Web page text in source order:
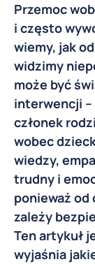
Przemoc
i często
wiemy, jak
widzimy
może być
interwencji –
członek
wobec
wiedzy,
trudny i
ponieważ
zależy
Ten artykuł
wyjaśnia